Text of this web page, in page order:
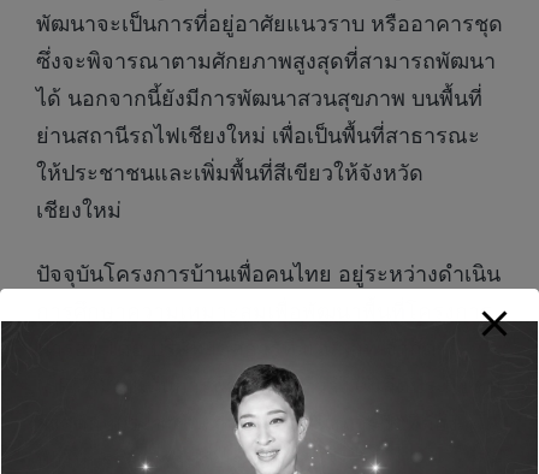
พัฒนาจะเป็นการที่อยู่อาศัยแนวราบ หรืออาคารชุด
ซึ่งจะพิจารณาตามศักยภาพสูงสุดที่สามารถพัฒนา
ได้ นอกจากนี้ยังมีการพัฒนาสวนสุขภาพ บนพื้นที่
ย่านสถานีรถไฟเชียงใหม่ เพื่อเป็นพื้นที่สาธารณะ
ให้ประชาชนและเพิ่มพื้นที่สีเขียวให้จังหวัด
เชียงใหม่
ปัจจุบันโครงการบ้านเพื่อคนไทย อยู่ระหว่างดำเนิน
การศึกษาความเหมาะสมเพื่อพัฒนาพื้นที่โครงการ
(SRTA) มุ่งเน้นการพัฒนาพื้นที่ว่างให้เกิดประโยชน์
สูงสุดกับประชาชน ถือเป็นอีกหนึ่งภารกิจที่ต้อง
ทำให้บรรลุเป้าหมายเช่นกัน